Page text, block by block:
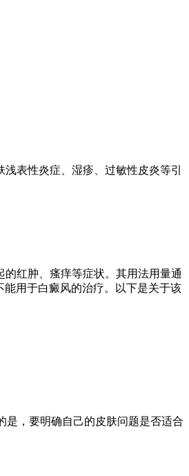
表性炎症、湿疹、过敏性皮炎等引
红肿、瘙痒等症状。其用法用量通
用于白癜风的治疗。以下是关于该
是，要明确自己的皮肤问题是否适合